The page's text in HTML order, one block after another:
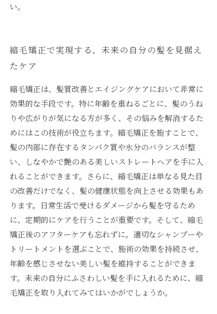
い。
縮毛矯正で実現する、未来の自分の髪を見据え
たケア
縮毛矯正は、髪質改善とエイジングケアにおいて非常に
効果的な手段です。特に年齢を重ねるごとに、髪のうね
りや広がりが気になる方が多く、その悩みを解消するた
めにはこの技術が役立ちます。縮毛矯正を施すことで、
髪の内部に存在するタンパク質や水分のバランスが整
い、しなやかで艶のある美しいストレートヘアを手に入
れることができます。さらに、縮毛矯正は単なる見た目
の改善だけでなく、髪の健康状態を向上させる効果もあ
ります。日常生活で受けるダメージから髪を守るため
に、定期的にケアを行うことが重要です。そして、縮毛
矯正後のアフターケアも忘れずに。適切なシャンプーや
トリートメントを選ぶことで、施術の効果を持続させ、
年齢を感じさせない美しい髪を維持することができま
す。未来の自分にふさわしい髪を手に入れるために、縮
毛矯正を取り入れてみてはいかがでしょうか。